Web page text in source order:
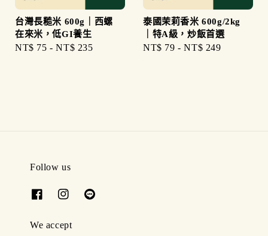
台灣長糙米 600g｜西螺
在來米，低GI養生
Regular
NT$ 75 -NT$ 235
泰國茉莉香米 600g/2kg
｜特A級，炒飯首選
Regular
NT$ 79 -NT$ 249
Follow us
We accept